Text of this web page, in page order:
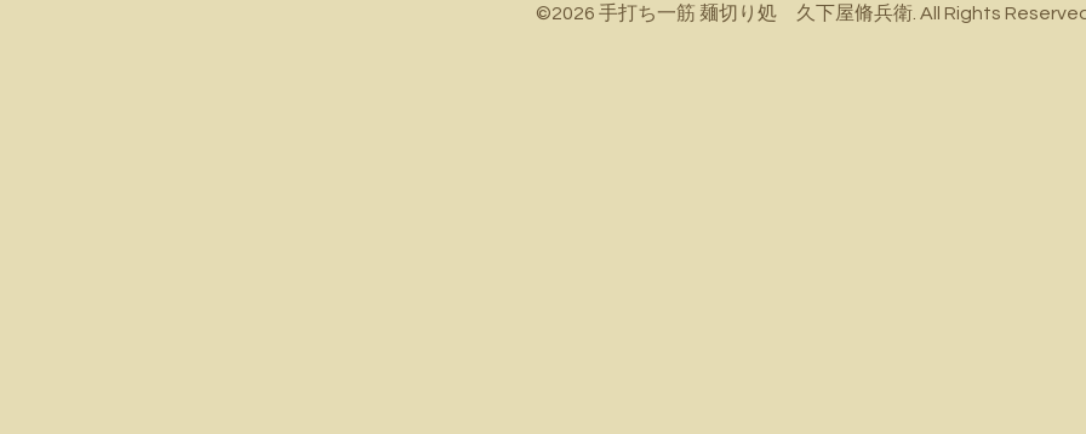
©2026 手打ち一筋 麺切り処 久下屋脩兵衛. All Rights